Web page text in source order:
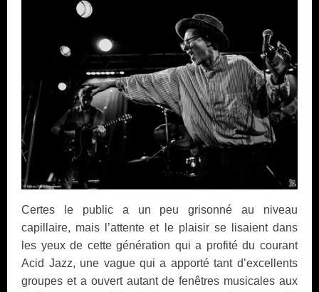
Certes le public a un peu grisonné au niveau
capillaire, mais l’attente et le plaisir se lisaient dans
les yeux de cette génération qui a profité du courant
Acid Jazz, une vague qui a apporté tant d’excellents
groupes et a ouvert autant de fenêtres musicales aux